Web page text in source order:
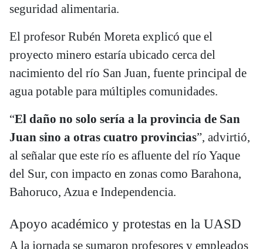
seguridad alimentaria.
El profesor Rubén Moreta explicó que el
proyecto minero estaría ubicado cerca del
nacimiento del río San Juan, fuente principal de
agua potable para múltiples comunidades.
“El daño no solo sería a la provincia de San
Juan sino a otras cuatro provincias”, advirtió,
al señalar que este río es afluente del río Yaque
del Sur, con impacto en zonas como Barahona,
Bahoruco, Azua e Independencia.
Apoyo académico y protestas en la UASD
A la jornada se sumaron profesores y empleados